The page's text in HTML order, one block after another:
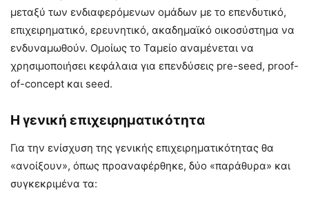
μεταξύ των ενδιαφερόμενων ομάδων με το επενδυτικό,
επιχειρηματικό, ερευνητικό, ακαδημαϊκό οικοσύστημα να
ενδυναμωθούν. Ομοίως το Ταμείο αναμένεται να
χρησιμοποιήσει κεφάλαια για επενδύσεις pre-seed, proof-
of-concept και seed.
Η γενική επιχειρηματικότητα
Για την ενίσχυση της γενικής επιχειρηματικότητας θα
«ανοίξουν», όπως προαναφέρθηκε, δύο «παράθυρα» και
συγκεκριμένα τα: